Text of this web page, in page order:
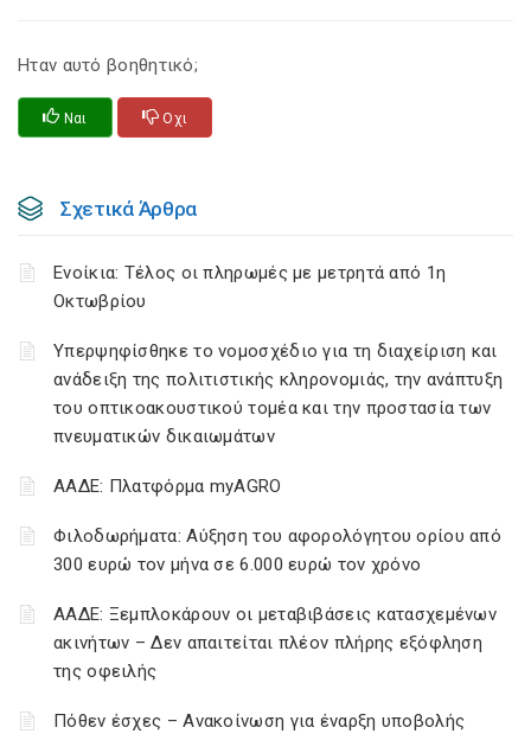
Ηταν αυτό βοηθητικό;
Ναι Οχι
Σχετικά Άρθρα
Ενοίκια: Τέλος οι πληρωμές με μετρητά από 1η
Οκτωβρίου
Υπερψηφίσθηκε το νομοσχέδιο για τη διαχείριση και
ανάδειξη της πολιτιστικής κληρονομιάς, την ανάπτυξη
του οπτικοακουστικού τομέα και την προστασία των
πνευματικών δικαιωμάτων
ΑΑΔΕ: Πλατφόρμα myAGRO
Φιλοδωρήματα: Αύξηση του αφορολόγητου ορίου από
300 ευρώ τον μήνα σε 6.000 ευρώ τον χρόνο
ΑΑΔΕ: Ξεμπλοκάρουν οι μεταβιβάσεις κατασχεμένων
ακινήτων – Δεν απαιτείται πλέον πλήρης εξόφληση
της οφειλής
Πόθεν έσχες – Ανακοίνωση για έναρξη υποβολής